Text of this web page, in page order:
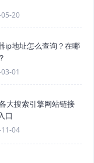
20
ip地址怎么查询？在哪
01
大搜索引擎网站链接
口
04